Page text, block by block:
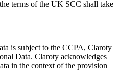
terms of the UK SCC shall take
is subject to the CCPA, Claroty
Data. Claroty acknowledges
in the context of the provision